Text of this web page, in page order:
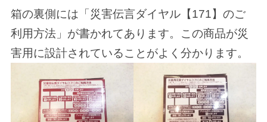
箱の裏側には「災害伝言ダイヤル【171】のご
利用方法」が書かれてあります。この商品が災
害用に設計されていることがよく分かります。